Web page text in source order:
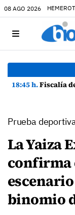
08 AGO 2026
18:45 h.Fiscalía denuncia a
Prueba
La Yaiza
confirma
binomio